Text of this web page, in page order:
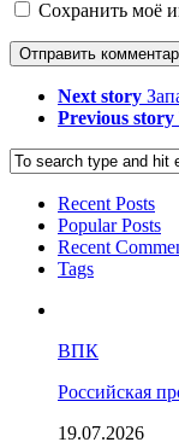
Сохранить моё
Next story
Previous story
Recent Posts
Popular Posts
Recent
Tags
ВПК
Российская
19.07.2026